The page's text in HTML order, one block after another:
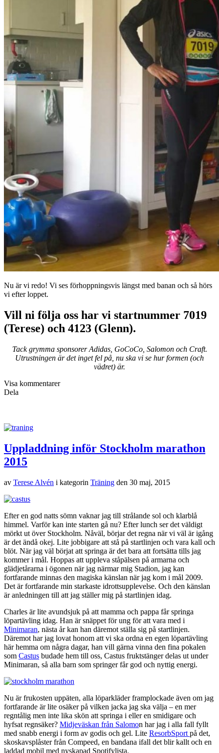
Nu är vi redo! Vi ses förhoppningsvis längst med banan och så hörs
vi efter loppet.
Vill ni följa oss har vi startnummer 7019
(Terese) och 4123 (Glenn).
Tack grymma sponsorer Adidas, GoCoCo, Salomon och Craft.
Utrustningen är det inget fel på, nu ska vi se hur formen (och
vädret) är.
Visa kommentarer
Dela
Uppladdning inför Stockholm marathon
2015
av Terese Alvén i kategorin Träning den 30 maj, 2015
Efter en god natts sömn vaknar jag till strålande sol och klarblå
himmel. Varför kan inte starten gå nu? Efter lunch ser det väldigt
mörkt ut över Stockholm. Nåväl, börjar det regna när vi väl är igång
är det ändå okej. Lite jobbigare att stå på startlinjen och vara kall och
blöt. När jag väl börjat att springa är det bara att fortsätta tills jag
kommer i mål. Hoppas att uppleva ståpälsen på armarna och
glädjetårarna i ögonen när jag närmar mig Stadion, jag kan
fortfarande minnas den magiska känslan när jag kom i mål 2009.
Det är fortfarande min starkaste idrottsupplevelse. Och den känslan
är anledningen till att jag ställer mig på startlinjen idag.
Charles är lite avundsjuk på att mamma och pappa får springa
löpartävling idag. Han är snäppet för ung för att vara med i
Minimaran, nästa år kan han däremot ställa sig på startlinjen.
Däremot har jag lovat honom att vi ska ordna en egen löpartävling
här hemma om några dagar, han vill gärna vinna den fina pokalen
som Castus budade hem till oss, Castus fruktstänger delas ut under
Minimaran, så alla barn som springer får god och nyttig energi.
Nu är frukosten uppäten, alla löparkläder framplockade även om jag
fortfarande är lite osäker på vilken jacka jag ska välja – en mer
regntålig men inte lika skön att springa i eller en smidigare och
hyfsat regnsäker? Midjeväskan från Salomon har jag i alla fall fyllt
med snabb energi i form av godis och gel. Lite ResorbSport på det,
skoskavsplåster från Compeed, en bandana ifall det blir kallt och en
laddad mobil med nyskapad Spotifylista.